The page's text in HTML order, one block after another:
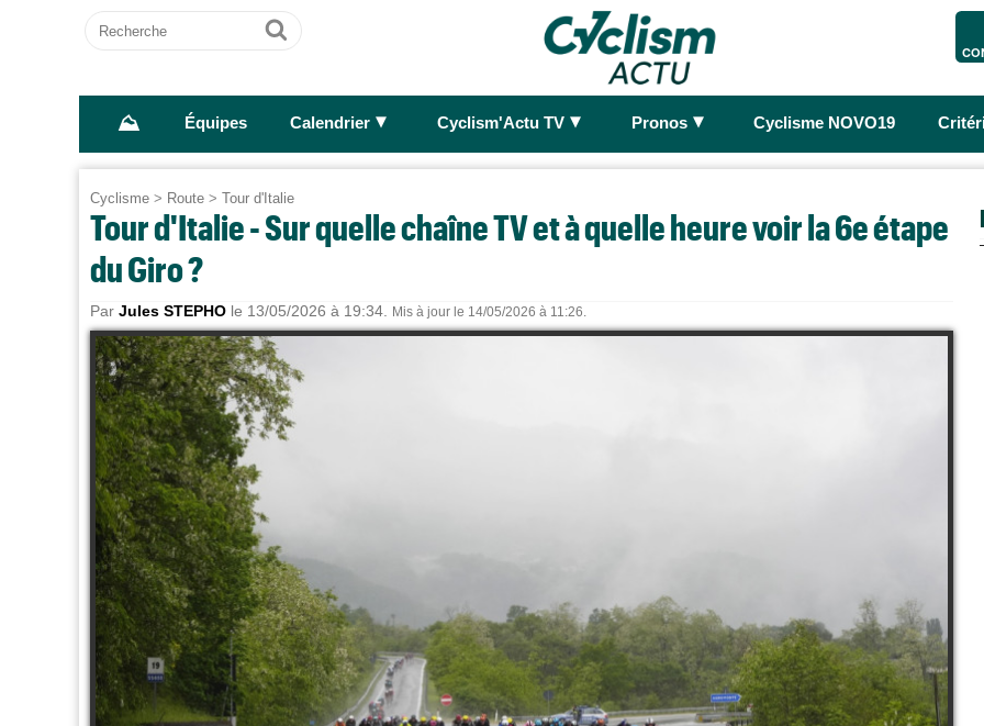
Recherche
Ok
⛰ Équipes Calendrier ► Cyclism'Actu TV ► Pronos ► Cyclisme NOVO19
Cyclisme > Route > Tour d'Italie
Tour d'Italie - Sur quelle chaîne TV et à quelle heure voir la 6e étape
du Giro ?
Par Jules STEPHO le 13/05/2026 à 19:34. Mis à jour le 14/05/2026 à 11:26.